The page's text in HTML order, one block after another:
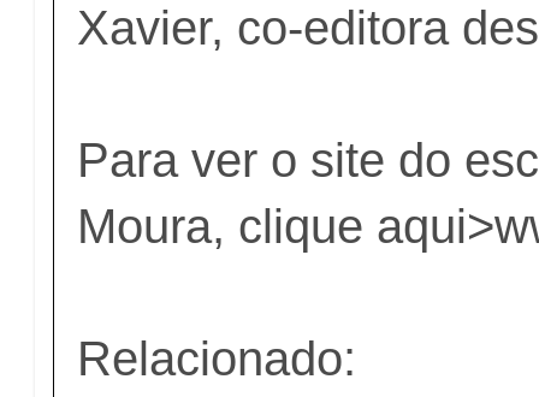
Xavier, co-editora
Para ver o site do
Moura, clique aqui>
Relacionado: